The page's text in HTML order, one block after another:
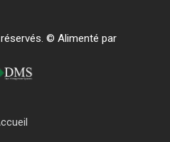
© Alimenté par